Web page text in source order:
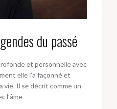
du passé
et personnelle avec
elle l’a façonné et
vie. Il se décrit comme un
l’âme